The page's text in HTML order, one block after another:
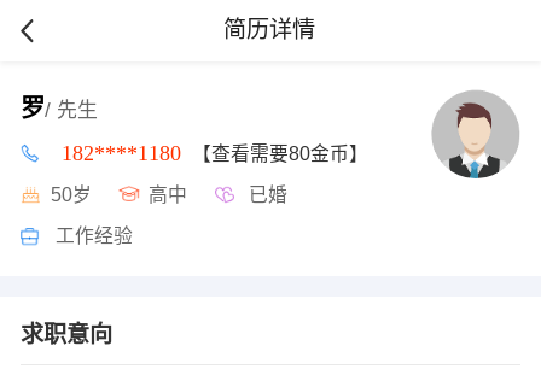
简历详情
罗/ 先生
182****1180 【查看需要80金币】
50岁 高中 已婚
工作经验
求职意向